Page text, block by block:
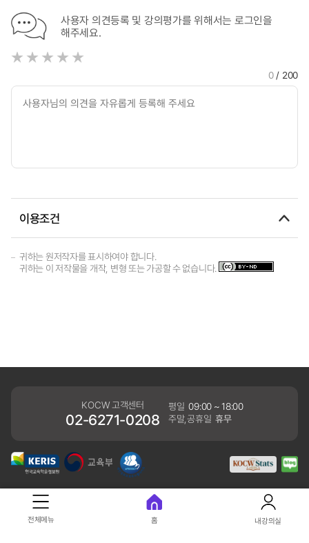
사용자 의견등록 및 강의평가를 위해서는 로그인을
해주세요.
0/ 200
이용조건
귀하는 원저작자를 표시하여야 합니다.
귀하는 이 저작물을 개작, 변형 또는 가공할 수 없습니다.
KOCW 고객센터
02-6271-0208
평일 09:00 ~ 18:00
주말,공휴일 휴무
개인정보처리방침
41061 대구광역시 동구 동내로 64 (동내동 1119) 우)41061
전체메뉴 홈 내강의실